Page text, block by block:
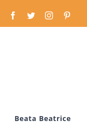
Facebook
TwitterInstagram
Beata Beatrice